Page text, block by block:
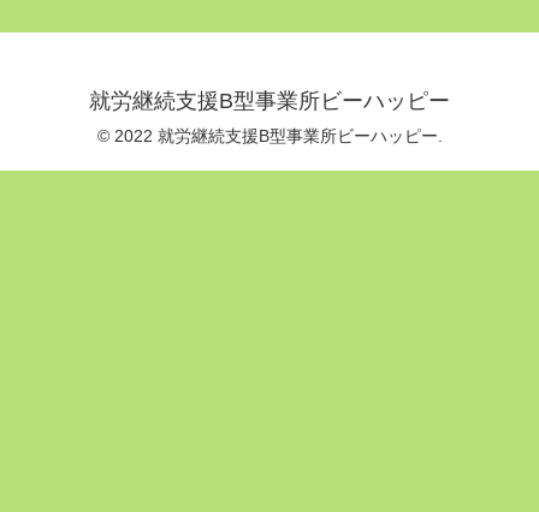
就労継続支援B型事業所ビーハッピー
© 2022 就労継続支援B型事業所ビーハッピー.